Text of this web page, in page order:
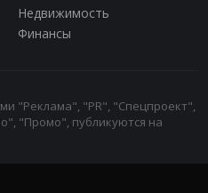
Недвижимость
Финансы
"Реклама", "PR", "Спецпроект",
"Промо", публикуются на